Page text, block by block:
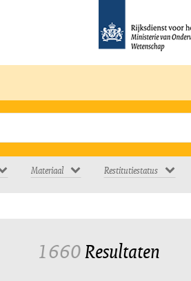
Materiaal Restitutiestatus
1660Resultaten